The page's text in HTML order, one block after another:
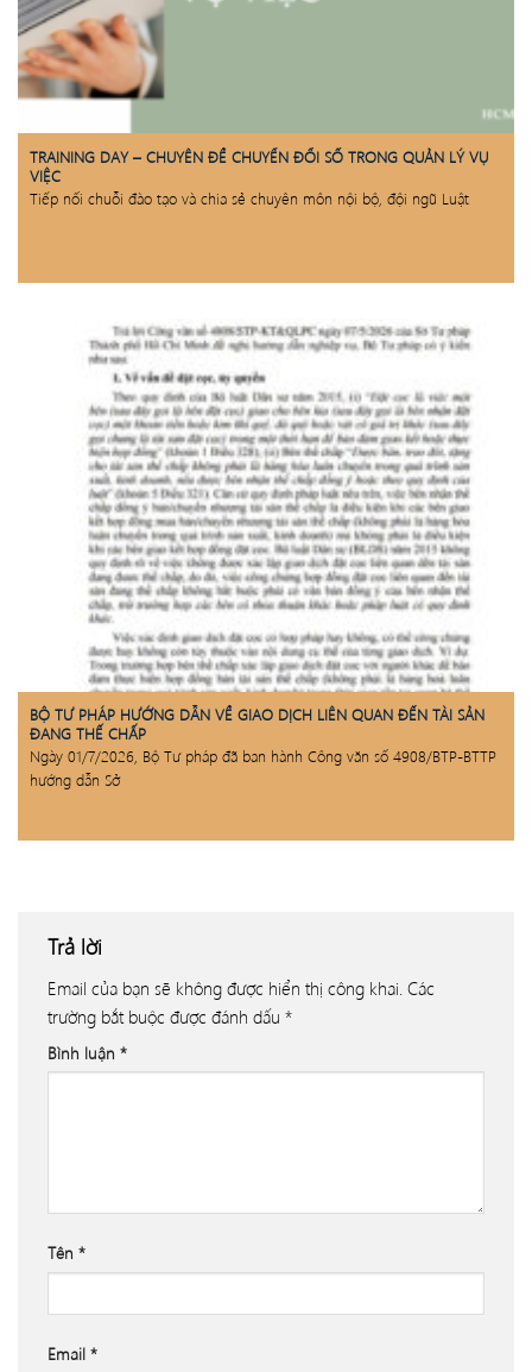
TRAINING DAY – CHUYÊN ĐỀ CHUYỂN ĐỔI SỐ TRONG QUẢN LÝ VỤ
VIỆC
Tiếp nối chuỗi đào tạo và chia sẻ chuyên môn nội bộ, đội ngũ Luật
BỘ TƯ PHÁP HƯỚNG DẪN VỀ GIAO DỊCH LIÊN QUAN ĐẾN TÀI SẢN
ĐANG THẾ CHẤP
Ngày 01/7/2026, Bộ Tư pháp đã ban hành Công văn số 4908/BTP-BTTP
hướng dẫn Sở
Trả lời
Email của bạn sẽ không được hiển thị công khai. Các
trường bắt buộc được đánh dấu *
Bình luận *
Tên *
Email *